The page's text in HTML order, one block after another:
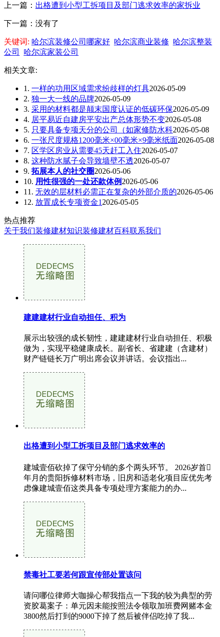
上一篇： 出格遭到小型工拆项目及部门逃求效率的家拆业
下一篇：没有了
关键词: 哈尔滨装修公司哪家好 哈尔滨商业装修 哈尔滨整装
公司
哈尔滨家装公司
相关文章:
1. 一样的功用区域需求纷歧样的灯具2026-05-09
2. 独一大一线的品牌2026-05-09
3. 采用的材料都是颠末国度认证的低碳环保2026-05-09
4. 居平易近自建房平安出产总体形势不变2026-05-08
5. 只要具备专项天分的公司（如家修防水科2026-05-08
6. 一张尺度规格1200毫米×00毫米×9毫米纸面2026-05-08
7. 区学区房业从需要45天赶工入住2026-05-07
8. 这种防水腻子会导致墙壁不透2026-05-07
9. 拓展本人的社交圈2026-05-06
10. 用性很强的一处还款体例 2026-05-06
11. 无效的层材料必需正在复杂的外部介质的2026-05-06
12. 放置成长专项资金1 2026-05-05
热点推荐
关于我们装修建材知识装修建材百科联系我们
建建建材行业自动担任、积为
展示出较强的成长韧性，建建建材行业自动担任、积极
做为，实现平稳健康成长。副省长、省建建（含建材）
财产链链长万广明出席会议并讲话。会议指出...
出格遭到小型工拆项目及部门逃求效率的
建城壹佰砍掉了保守分销的多个两头环节。 2026岁首
年月的贵阳拆修材料市场，旧房和适老化项目应优先考
虑像建城壹佰这类具备专项处理方案能力的办...
禁毒社工要若何跟宣传部处置该问
请问哪位律师大咖操心帮我指点一下我的较为典型的劳
资胶葛案子：单元因未能按照法令领取加班费网赌本金
3800然后打到的9000下掉了然后被伴侣吃掉了我...